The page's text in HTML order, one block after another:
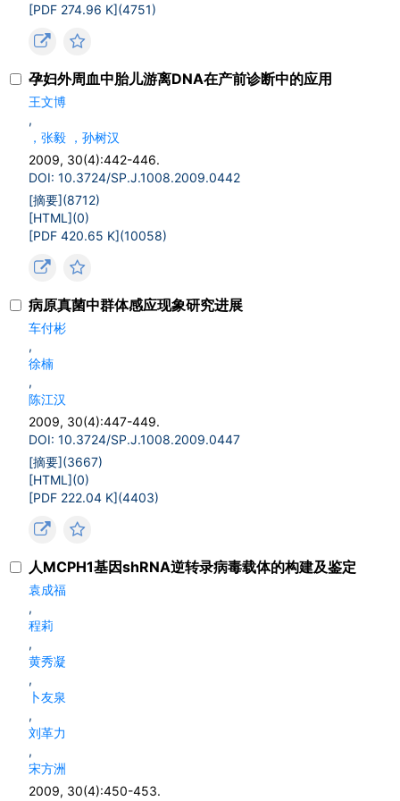
[PDF 274.96 K](4751)
孕妇外周血中胎儿游离DNA在产前诊断中的应用
王文博
,
，张毅 ，孙树汉
2009, 30(4):442-446.
DOI: 10.3724/SP.J.1008.2009.0442
[摘要](8712)
[HTML](0)
[PDF 420.65 K](10058)
病原真菌中群体感应现象研究进展
车付彬
,
徐楠
,
陈江汉
2009, 30(4):447-449.
DOI: 10.3724/SP.J.1008.2009.0447
[摘要](3667)
[HTML](0)
[PDF 222.04 K](4403)
人MCPH1基因shRNA逆转录病毒载体的构建及鉴定
袁成福
,
程莉
,
黄秀凝
,
卜友泉
,
刘革力
,
宋方洲
2009, 30(4):450-453.